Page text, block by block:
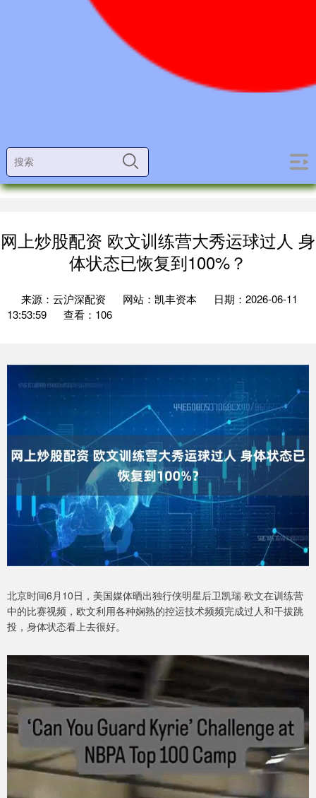
网上炒股配资 欧文训练营大秀运球过人 身
体状态已恢复到100%？
来源：云沪深配资 网站：凯丰资本
日期：2026-06-11
13:53:59
查看：106
北京时间6月10日，美国媒体晒出独行侠明星后卫凯瑞·欧文在训练营
中的比赛视频，欧文利用各种娴熟的控运技术频频完成过人和干拔跳
投，身体状态看上去很好。